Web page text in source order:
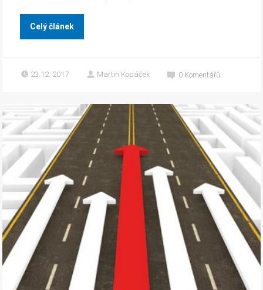
Celý článek
23.12. 2017 Martin Kopáček 0 Komentářů